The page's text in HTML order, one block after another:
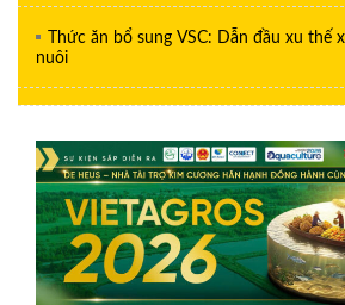
Thức ăn bổ sung VSC: Dẫn đầu xu thế
nuôi